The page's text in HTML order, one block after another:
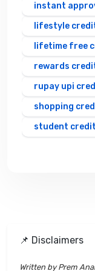
instant
lifestyle
lifetime free
rewards
rupay upi
shopping
student
📌 Disclaimers
Written by Prem